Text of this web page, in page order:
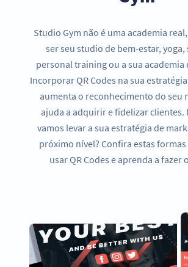
Studio Gym não é uma academia
ser seu studio de bem-estar, yoga,
personal training ou a sua academia
Incorporar QR Codes na sua
aumenta o reconhecimento do seu
ajuda a adquirir e fidelizar clientes.
vamos levar a sua estratégia de
próximo nível? Confira estas
usar QR Codes e aprenda a fazer